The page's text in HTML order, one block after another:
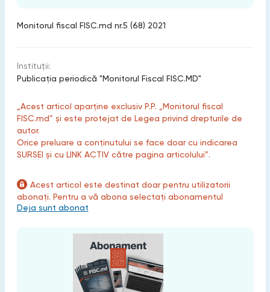
Monitorul fiscal FISC.md nr.5 (68) 2021
Instituții:
Publicaţia periodică "Monitorul Fiscal FISC.MD"
„Acest articol aparține exclusiv P.P. „Monitorul fiscal
FISC.md” și este protejat de Legea privind drepturile de
autor.
Orice preluare a conținutului se face doar cu indicarea
SURSEI și cu LINK ACTIV către pagina articolului”.
Acest articol este destinat doar pentru utilizatorii
abonați. Pentru a vă abona selectați abonamentul
Deja sunt abonat